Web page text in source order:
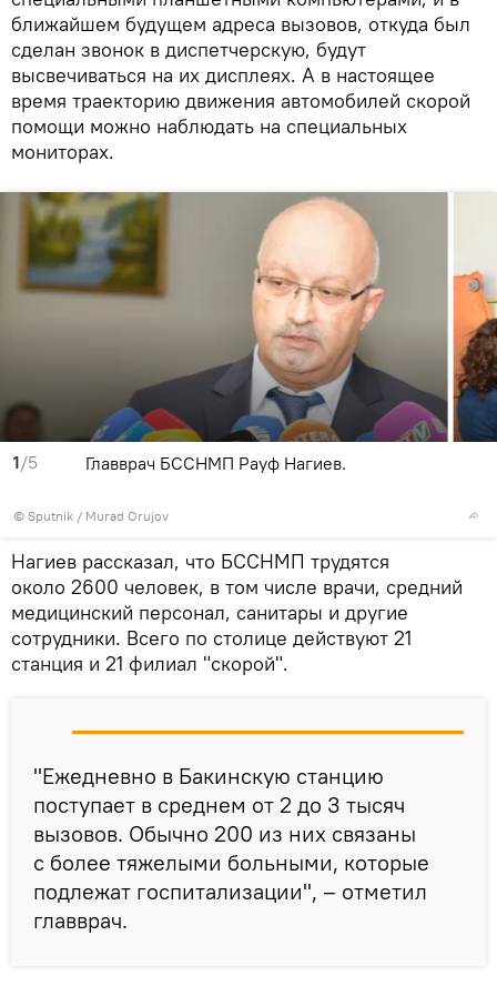
ближайшем будущем адреса вызовов, откуда был
сделан звонок в диспетчерскую, будут
высвечиваться на их дисплеях. А в настоящее
время траекторию движения автомобилей скорой
помощи можно наблюдать на специальных
мониторах.
1/5
© Sputnik / Murad Orujov
Главврач БССНМП Рауф Нагиев.
Нагиев рассказал, что БССНМП трудятся
около 2600 человек, в том числе врачи, средний
медицинский персонал, санитары и другие
сотрудники. Всего по столице действуют 21
станция и 21 филиал "скорой".
"Ежедневно в Бакинскую станцию
поступает в среднем от 2 до 3 тысяч
вызовов. Обычно 200 из них связаны
с более тяжелыми больными, которые
подлежат госпитализации", – отметил
главврач.